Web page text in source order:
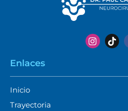
Enlaces
Inicio
Trayectoria